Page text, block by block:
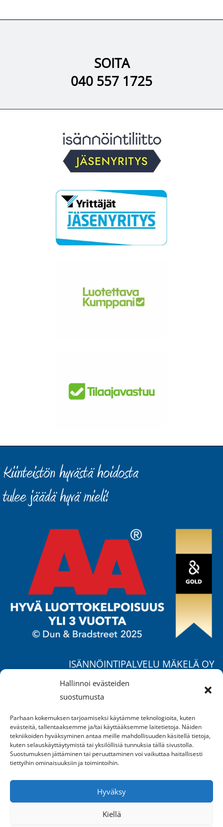
Hallinnoi evästeiden
suostumusta
Parhaan kokemuksen tarjoamiseksi käytämme teknologioita, kuten
evästeitä, tallentaaksemme ja/tai käyttääksemme laitetietoja. Näiden
tekniikoiden hyväksyminen antaa meille mahdollisuuden käsitellä tietoja,
kuten selauskäyttäytymistä tai yksilöllisiä tunnuksia tällä sivustolla.
Suostumuksen jättäminen tai peruuttaminen voi vaikuttaa haitallisesti
tiettyihin ominaisuuksiin ja toimintoihin.
Hyväksy
Kiellä
SOITA
040 557 1725
ISÄNNÖINTIPALVELU MÄKELÄ OY
04400 Järvenpää
Puh.050 370 4777/ Jukka
Puh.040 658 2549/ Suvi
mika.makela@ipm.fi
Ma-pe klo 9-16
sekä sopimuksen mukaan